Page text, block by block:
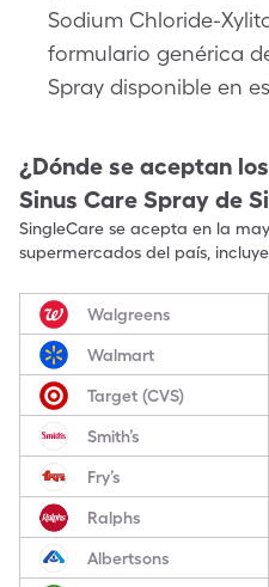
Sodium Chloride-
formulario genérica
Spray disponible en
¿Dónde se aceptan
Sinus Care Spray de
SingleCare se acepta en la
supermercados del país,
Walgreens
Walmart
Target (CVS)
Smith’s
Fry’s
Ralphs
Albertsons